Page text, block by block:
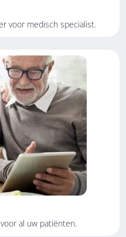
voor medisch specialist.
al uw patiënten.